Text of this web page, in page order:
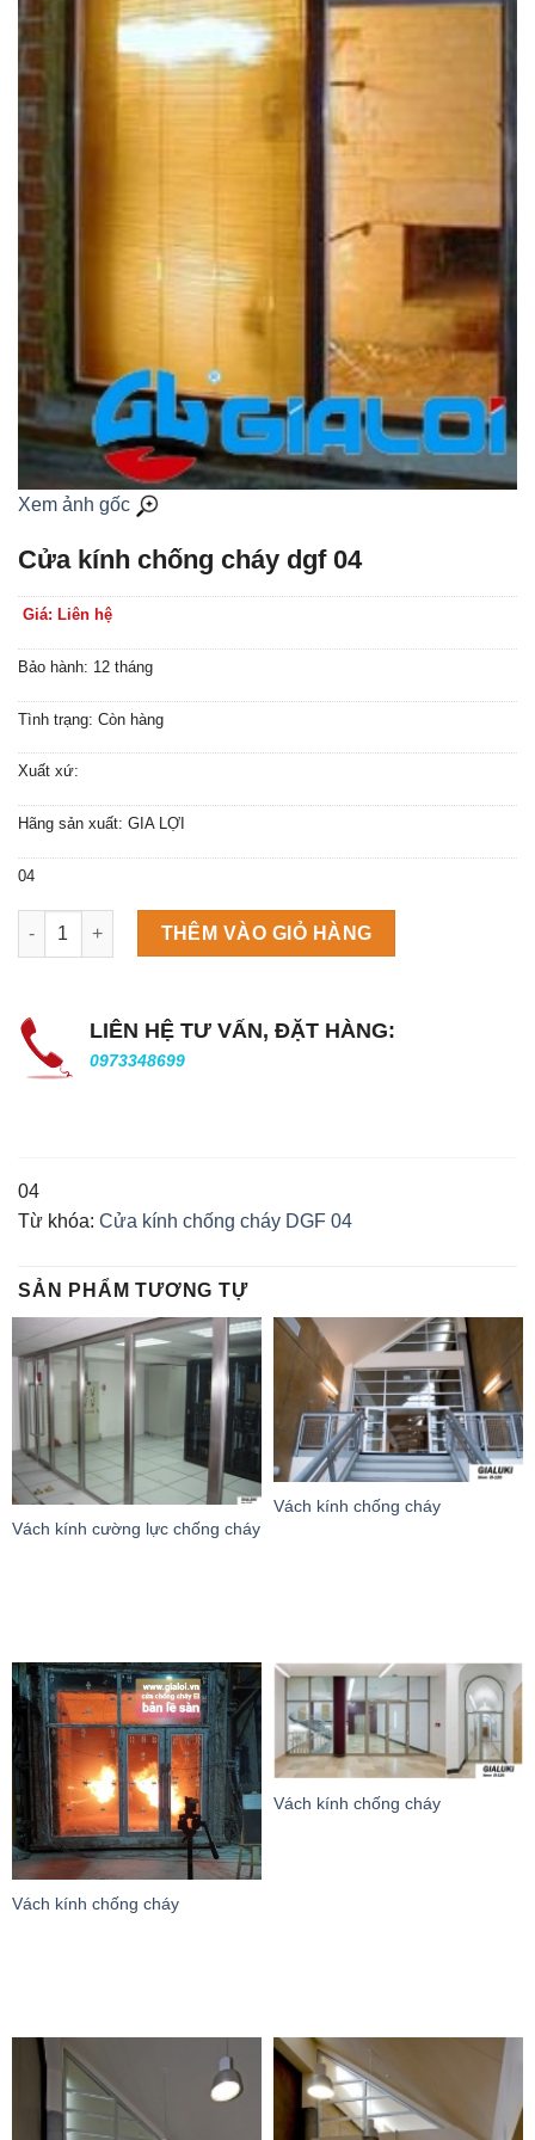
Xem ảnh gốc
Cửa kính chống cháy dgf 04
Giá: Liên hệ
Bảo hành: 12 tháng
Tình trạng: Còn hàng
Xuất xứ:
Hãng sản xuất: GIA LỢI
04
Máy làm đá viên Scotsman NW458AS số lượng
THÊM VÀO GIỎ HÀNG
LIÊN HỆ TƯ VẤN, ĐẶT HÀNG:
0973348699
04
Từ khóa: Cửa kính chống cháy DGF 04
SẢN PHẨM TƯƠNG TỰ
Vách kính cường lực chống cháy
Vách kính chống cháy
Vách kính chống cháy
Vách kính chống cháy